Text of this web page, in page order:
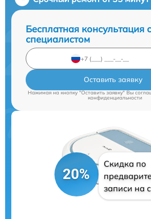
Бесплатная консультация
специалистом
Оставить заявку
Нажимая на кнопку "Оставить заявку" Вы
конфиденциальности
20%
Скидка по
записи на